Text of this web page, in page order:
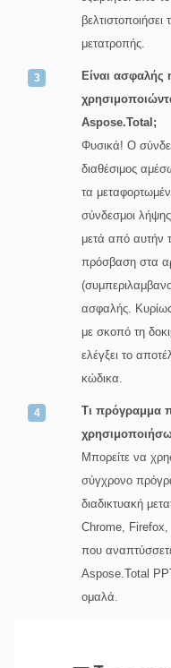
μετατροπής.
Είναι ασφαλής
Aspose.Total;
Φυσικά! Ο
διαθέσιμος
τα
σύνδεσμοι
μετά από αυτήν
πρόσβαση στα
ασφαλής.
με σκοπό τη
ελέγξει το
κώδικα.
Τι πρόγραμμα
Μπορείτε να
σύγχρονο
διαδικτυακή
Chrome,
που
Aspose.Total
ομαλά.